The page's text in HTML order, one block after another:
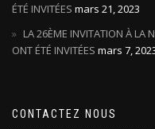
ÉTÉ INVITÉES mars 21, 2023
LA 26ÈME INVITATION À LA
ONT ÉTÉ INVITÉES mars 7,
CONTACTEZ NOUS